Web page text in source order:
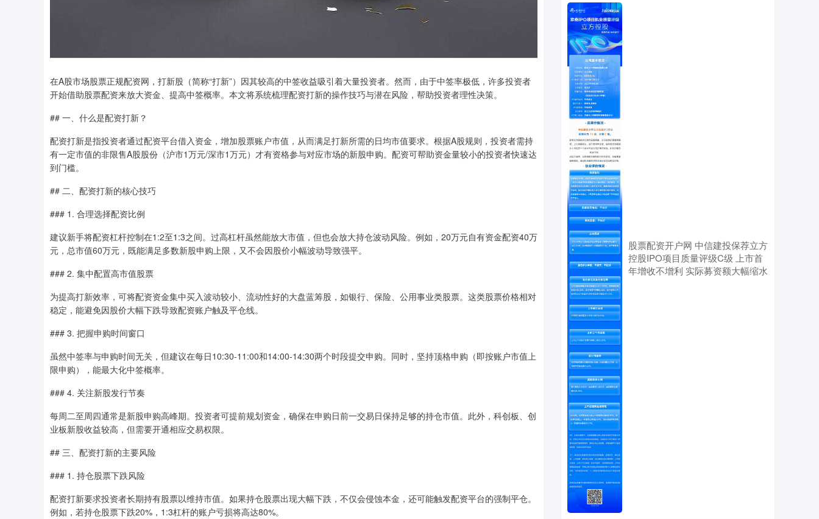
在A股市场股票正规配资网，打新股（简称“打新”）因其较高的中签收益吸引着大量投资者。然而，由于中签率极低，许多投资者
开始借助股票配资来放大资金、提高中签概率。本文将系统梳理配资打新的操作技巧与潜在风险，帮助投资者理性决策。
## 一、什么是配资打新？
配资打新是指投资者通过配资平台借入资金，增加股票账户市值，从而满足打新所需的日均市值要求。根据A股规则，投资者需持
有一定市值的非限售A股股份（沪市1万元/深市1万元）才有资格参与对应市场的新股申购。配资可帮助资金量较小的投资者快速达
到门槛。
## 二、配资打新的核心技巧
### 1. 合理选择配资比例
建议新手将配资杠杆控制在1:2至1:3之间。过高杠杆虽然能放大市值，但也会放大持仓波动风险。例如，20万元自有资金配资40万
元，总市值60万元，既能满足多数新股申购上限，又不会因股价小幅波动导致强平。
### 2. 集中配置高市值股票
为提高打新效率，可将配资资金集中买入波动较小、流动性好的大盘蓝筹股，如银行、保险、公用事业类股票。这类股票价格相对
稳定，能避免因股价大幅下跌导致配资账户触及平仓线。
### 3. 把握申购时间窗口
虽然中签率与申购时间无关，但建议在每日10:30-11:00和14:00-14:30两个时段提交申购。同时，坚持顶格申购（即按账户市值上
限申购），能最大化中签概率。
### 4. 关注新股发行节奏
每周二至周四通常是新股申购高峰期。投资者可提前规划资金，确保在申购日前一交易日保持足够的持仓市值。此外，科创板、创
业板新股收益较高，但需要开通相应交易权限。
## 三、配资打新的主要风险
### 1. 持仓股票下跌风险
配资打新要求投资者长期持有股票以维持市值。如果持仓股票出现大幅下跌，不仅会侵蚀本金，还可能触发配资平台的强制平仓。
例如，若持仓股票下跌20%，1:3杠杆的账户亏损将高达80%。
股票配资开户网 中信建投保荐立方
控股IPO项目质量评级C级 上市首
年增收不增利 实际募资额大幅缩水